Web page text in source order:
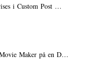
i Custom Post …
Maker på en D…